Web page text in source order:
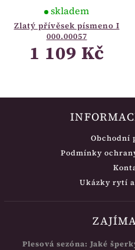
Zlatý přívěsek písmeno I
000.00057
skladem
1 109 Kč
Obchodní
Podmínky
Ukázky rytí
Plesová sezóna: Jaké